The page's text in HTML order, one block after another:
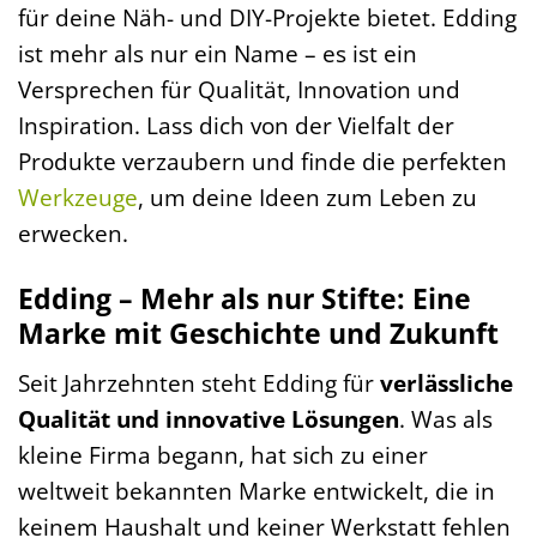
für deine Näh- und DIY-Projekte bietet. Edding
ist mehr als nur ein Name – es ist ein
Versprechen für Qualität, Innovation und
Inspiration. Lass dich von der Vielfalt der
Produkte verzaubern und finde die perfekten
Werkzeuge, um deine Ideen zum Leben zu
erwecken.
Edding – Mehr als nur Stifte: Eine
Marke mit Geschichte und Zukunft
Seit Jahrzehnten steht Edding fürverlässliche
Qualität und innovative Lösungen. Was als
kleine Firma begann, hat sich zu einer
weltweit bekannten Marke entwickelt, die in
keinem Haushalt und keiner Werkstatt fehlen